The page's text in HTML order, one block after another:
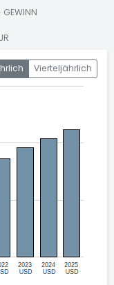
GEWINN
Vierteljährlich